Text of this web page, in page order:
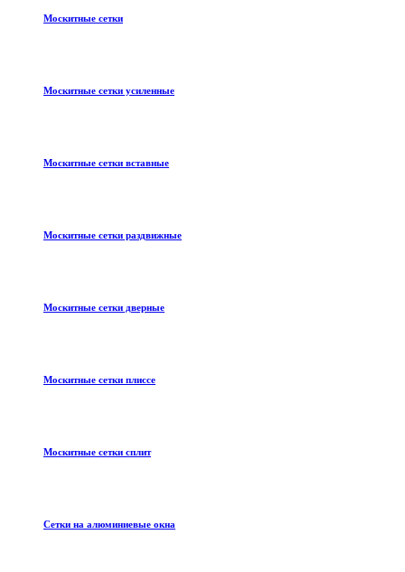
Москитные сетки
Москитные сетки усиленные
Москитные сетки вставные
Москитные сетки раздвижные
Москитные сетки дверные
Москитные сетки плиссе
Москитные сетки сплит
Сетки на алюминиевые окна